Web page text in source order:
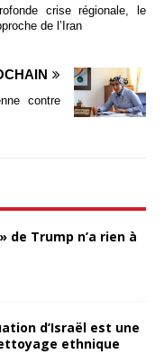
crise régionale, le
de l’Iran
contre
de Trump n’a rien à
d’Israël est une
ethnique